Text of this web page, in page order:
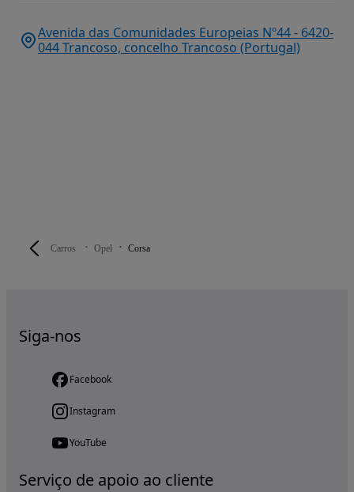
Carros Opel Corsa
Avenida das Comunidades Europeias Nº44 - 6420-
044 Trancoso, concelho Trancoso (Portugal)
Siga-nos
Facebook
Instagram
YouTube
Serviço de apoio ao cliente